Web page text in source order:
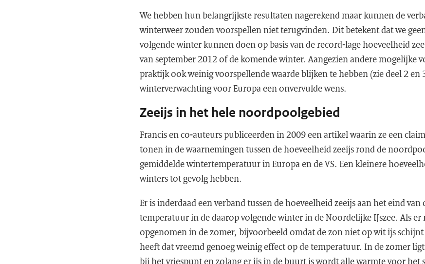
We hebben hun belangrijkste resultaten nagerekend maar kunnen de
winterweer zouden voorspellen niet terugvinden. Dit betekent dat we
volgende winter kunnen doen op basis van de record-lage hoeveelheid
van september 2012 of de komende winter. Aangezien andere mogelijke
praktijk ook weinig voorspellende waarde blijken te hebben (zie deel 2
winterverwachting voor Europa een onvervulde wens.
Zeeijs in het hele noordpoolgebied
Francis en co-auteurs publiceerden in 2009 een artikel waarin ze een
tonen in de waarnemingen tussen de hoeveelheid zeeijs rond de
gemiddelde wintertemperatuur in Europa en de VS. Een kleinere
winters tot gevolg hebben.
Er is inderdaad een verband tussen de hoeveelheid zeeijs aan het eind van
temperatuur in de daarop volgende winter in de Noordelijke IJszee. Als
opgenomen in de zomer, bijvoorbeeld omdat de zon niet op wit ijs
heeft dat vreemd genoeg weinig effect op de temperatuur. In de zomer
bij het vriespunt en zolang er ijs in de buurt is wordt alle warmte voor het